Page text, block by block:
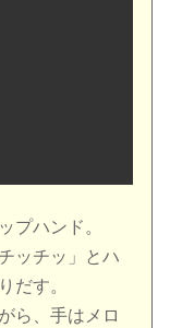
プハンド。
ッチッ」とハ
だす。
ら、手はメロ